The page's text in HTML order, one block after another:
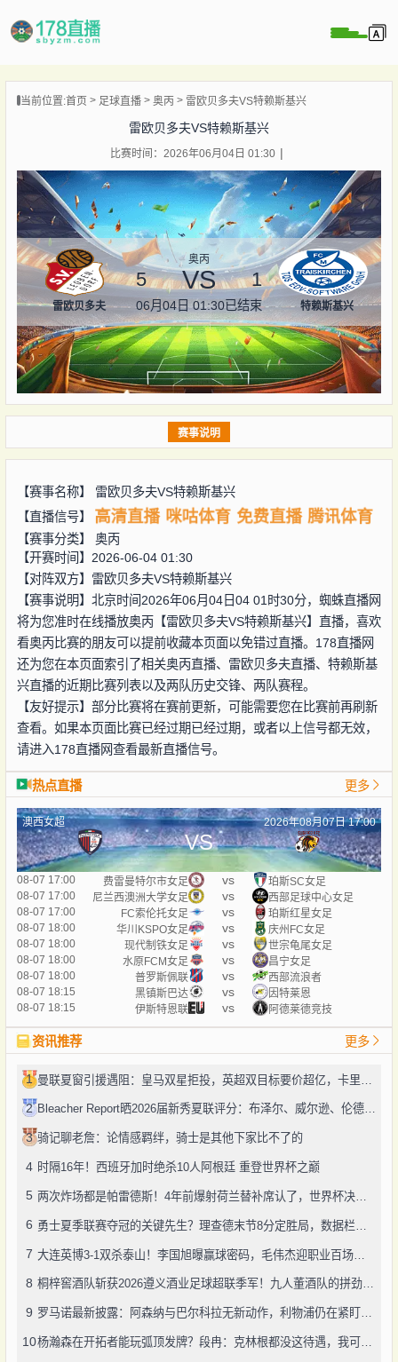
当前位置:首页 足球直播 奥丙 雷欧贝多夫VS特赖斯基兴
雷欧贝多夫VS特赖斯基兴
比赛时间：2026年06月04日 01:30
雷欧贝多夫
奥丙
5 VS 1
06月04日 01:30已结束 特赖斯基兴
赛事说明
【赛事名称】 雷欧贝多夫VS特赖斯基兴
【直播信号】
高清直播 咪咕体育 免费直播 腾讯体育
【赛事分类】 奥丙
【开赛时间】2026-06-04 01:30
【对阵双方】 雷欧贝多夫VS特赖斯基兴
【赛事说明】北京时间2026年06月04日04 01时30分，蜘蛛直播网
将为您准时在线播放奥丙【雷欧贝多夫VS特赖斯基兴】直播，喜欢
看奥丙比赛的朋友可以提前收藏本页面以免错过直播。178直播网
还为您在本页面索引了相关奥丙直播、雷欧贝多夫直播、特赖斯基
兴直播的近期比赛列表以及两队历史交锋、两队赛程。
【友好提示】部分比赛将在赛前更新，可能需要您在比赛前再刷新
查看。如果本页面比赛已经过期已经过期，或者以上信号都无效，
请进入178直播网查看最新直播信号。
热点直播 更多
澳西女超 2026年08月07日 17:00
VS
08-07 17:00 费雷曼特尔市女足 vs
珀斯SC女足
08-07 17:00
尼兰西澳洲大学女足 vs
西部足球中心女足
08-07 17:00
FC索伦托女足 vs
珀斯红星女足
08-07 18:00
华川KSPO女足 vs
庆州FC女足
08-07 18:00
现代制铁女足 vs
世宗龟尾女足
08-07 18:00
水原FCM女足 vs
昌宁女足
08-07 18:00
普罗斯佩联 vs
西部流浪者
08-07 18:15
黑镇斯巴达 vs
因特莱恩
08-07 18:15
伊斯特恩联 vs 阿德莱德竞技
资讯推荐 更多
1
2 Bleacher Report晒2026届新秀夏联评分：布泽尔、威尔逊、伦德博格摘A
3 骑记聊老詹：论情感羁绊，骑士是其他下家比不了的
4 时隔16年！西班牙加时绝杀10人阿根廷 重登世界杯之巅
5 两次炸场都是帕雷德斯！4年前爆射荷兰替补席认了，世界杯决赛再演冲突
6
7 大连英博3-1双杀泰山！李国旭曝赢球密码，毛伟杰迎职业百场里程碑
8 桐梓窖酒队斩获2026遵义酒业足球超联季军！九人董酒队的拼劲太戳人
9 罗马诺最新披露：阿森纳与巴尔科拉无新动作，利物浦仍在紧盯目标
10 杨瀚森在开拓者能玩弧顶发牌？段冉：克林根都没这待遇，我可不太看好